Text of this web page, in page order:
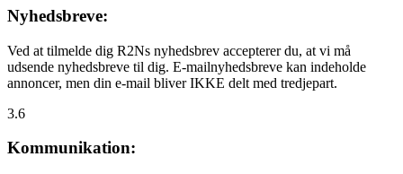
Nyhedsbreve:
Ved at tilmelde dig R2Ns nyhedsbrev accepterer du, at vi må
udsende nyhedsbreve til dig. E-mailnyhedsbreve kan indeholde
annoncer, men din e-mail bliver IKKE delt med tredjepart.
3.6
Kommunikation: